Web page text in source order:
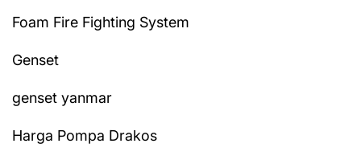
Foam Fire Fighting System
Genset
genset yanmar
Harga Pompa Drakos